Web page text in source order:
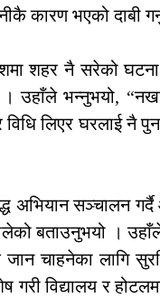
कारण भएको दाबी
शहर नै सरेको
उहाँले भन्नुभयो,
लिएर घरलाई नै
अभियान सञ्चालन
बताउनुभयो ।
चाहनेका लागि
विद्यालय र